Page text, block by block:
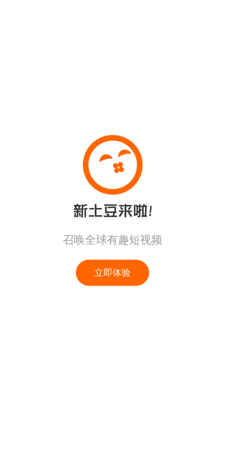
召唤全球有趣短视频
立即体验